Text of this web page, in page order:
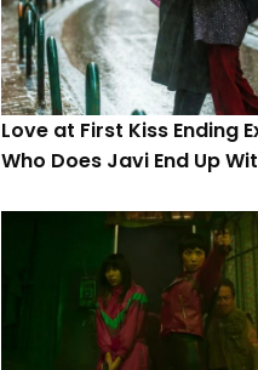
Love at First Kiss Ending
Who Does Javi End Up